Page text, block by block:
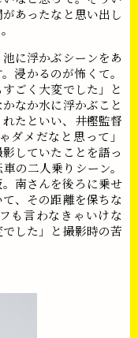
あったなと思い出し
に浮かぶシーンをあ
浸かるのが怖くて。
ごく大変でした」と
なか水に浮かぶこと
たといい、井樫監督
ダメだなと思って」
していたことを語っ
の二人乗りシーン。
。南さんを後ろに乗せ
、その距離を保ちな
も言わなきゃいけな
した」と撮影時の苦